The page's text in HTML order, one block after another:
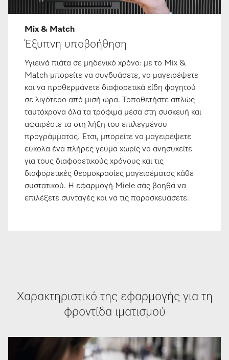
Mix & Match
Έξυπνη υποβοήθηση
Υγιεινά πιάτα σε μηδενικό χρόνο: με το Mix &
Match μπορείτε να συνδυάσετε, να μαγειρέψετε
και να προθερμάνετε διαφορετικά είδη φαγητού
σε λιγότερο από μισή ώρα. Τοποθετήστε απλώς
ταυτόχρονα όλα τα τρόφιμα μέσα στη συσκευή και
αφαιρέστε τα στη λήξη του επιλεγμένου
προγράμματος. Έτσι, μπορείτε να μαγειρέψετε
εύκολα ένα πλήρες γεύμα χωρίς να ανησυχείτε
για τους διαφορετικούς χρόνους και τις
διαφορετικές θερμοκρασίες μαγειρέματος κάθε
συστατικού. Η εφαρμογή Miele σάς βοηθά να
επιλέξετε συνταγές και να τις παρασκευάσετε.
Χαρακτηριστικό της εφαρμογής για τη
φροντίδα ιματισμού